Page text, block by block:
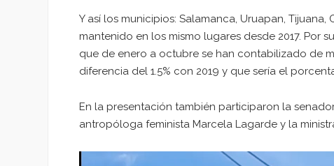
Y así los municipios: Salamanca, Uruapan,
mantenido en los mismo lugares desde 2017. Por
que de enero a octubre se han contabilizado de
diferencia del 1.5% con 2019 y que sería el
En la presentación también participaron la
antropóloga feminista Marcela Lagarde y la
Reproductor